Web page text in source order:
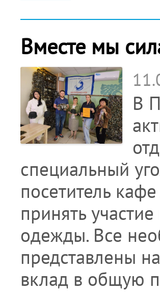
Вместе мы
В
специальный
посетитель
принять
одежды. Все
представлены
вклад в общую